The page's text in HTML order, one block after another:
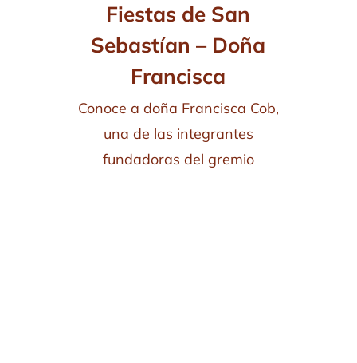
Fiestas de San
Sebastían – Doña
Francisca
Conoce a doña Francisca Cob,
una de las integrantes
fundadoras del gremio